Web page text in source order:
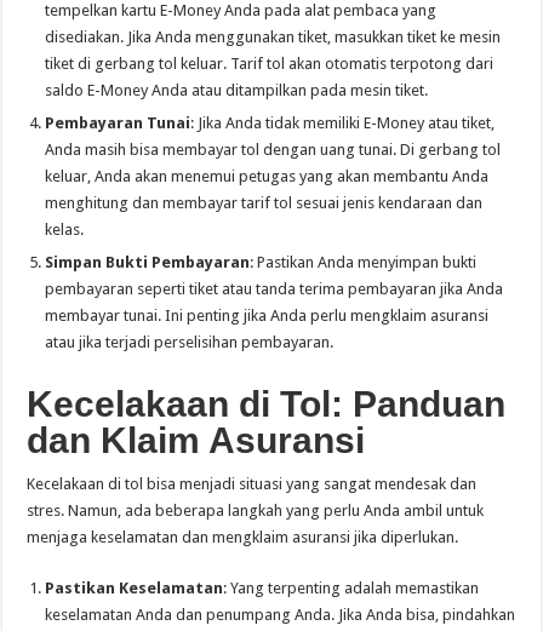
tempelkan kartu E-Money Anda pada alat pembaca yang
disediakan. Jika Anda menggunakan tiket, masukkan tiket ke mesin
tiket di gerbang tol keluar. Tarif tol akan otomatis terpotong dari
saldo E-Money Anda atau ditampilkan pada mesin tiket.
Pembayaran Tunai: Jika Anda tidak memiliki E-Money atau tiket,
Anda masih bisa membayar tol dengan uang tunai. Di gerbang tol
keluar, Anda akan menemui petugas yang akan membantu Anda
menghitung dan membayar tarif tol sesuai jenis kendaraan dan
kelas.
Simpan Bukti Pembayaran: Pastikan Anda menyimpan bukti
pembayaran seperti tiket atau tanda terima pembayaran jika Anda
membayar tunai. Ini penting jika Anda perlu mengklaim asuransi
atau jika terjadi perselisihan pembayaran.
Kecelakaan di Tol: Panduan
dan Klaim Asuransi
Kecelakaan di tol bisa menjadi situasi yang sangat mendesak dan
stres. Namun, ada beberapa langkah yang perlu Anda ambil untuk
menjaga keselamatan dan mengklaim asuransi jika diperlukan.
Pastikan Keselamatan: Yang terpenting adalah memastikan
keselamatan Anda dan penumpang Anda. Jika Anda bisa, pindahkan